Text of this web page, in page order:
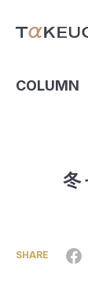
COLUMN
冬
SHARE